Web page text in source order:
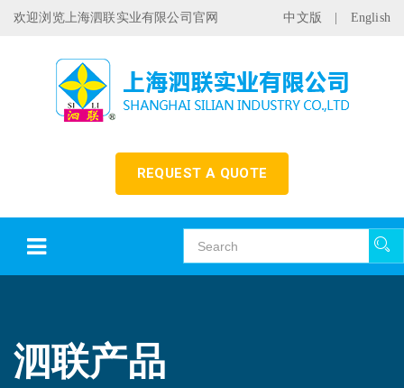
欢迎浏览上海泗联实业有限公司官网 中文版 English
REQUEST A QUOTE
泗联产品